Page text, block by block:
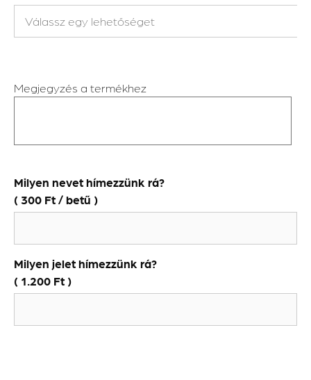
Megjegyzés a termékhez
Milyen nevet hímezzünk rá?
( 300 Ft / betű )
Milyen jelet hímezzünk rá?
( 1.200 Ft )